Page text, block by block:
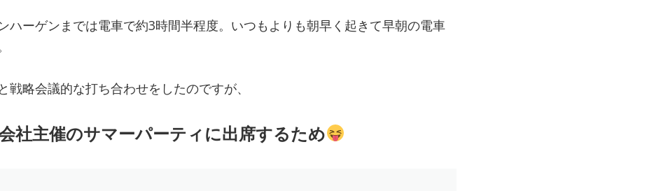
ハーゲンまでは電車で約3時間半程度。いつもよりも朝早く起きて早朝の電車
戦略会議的な打ち合わせをしたのですが、
社主催のサマーパーティに出席するため